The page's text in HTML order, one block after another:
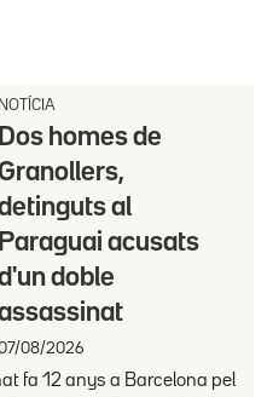
NOTÍCIA
Dos homes de
al
Paraguai acusats
doble
08/2026
fa 12 anys a Barcelona pel